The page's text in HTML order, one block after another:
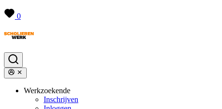
0
Werkzoekende
Inschrijven